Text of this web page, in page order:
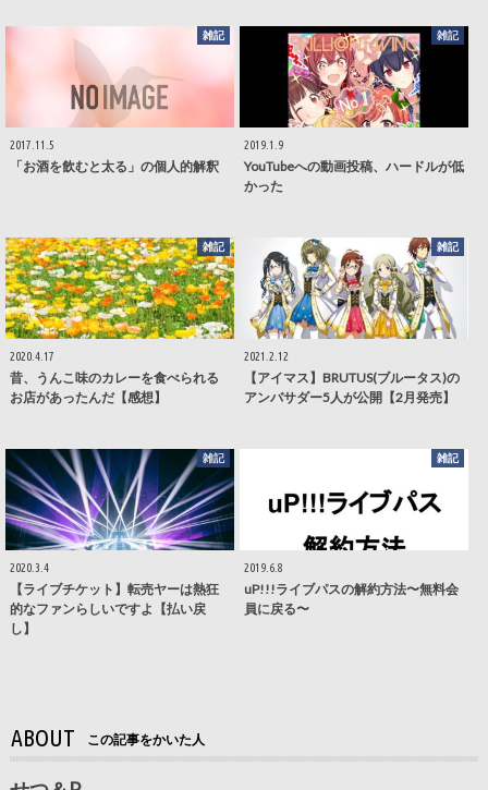
雑記
2017.11.5
「お酒を飲むと太る」の個人的解釈
雑記
2019.1.9
YouTubeへの動画投稿、ハードルが低
かった
雑記
2020.4.17
昔、うんこ味のカレーを食べられる
お店があったんだ【感想】
雑記
2021.2.12
【アイマス】BRUTUS(ブルータス)の
アンバサダー5人が公開【2月発売】
雑記
2020.3.4
【ライブチケット】転売ヤーは熱狂
的なファンらしいですよ【払い戻
し】
雑記
2019.6.8
uP!!!ライブパスの解約方法〜無料会
員に戻る〜
ABOUT この記事をかいた人